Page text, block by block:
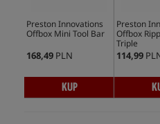
Preston Innovations
Offbox Mini Tool Bar
168,49 PLN
KUP
Preston
Offbox
Triple
114,99